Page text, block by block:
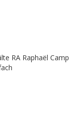
RA Raphaël Camp